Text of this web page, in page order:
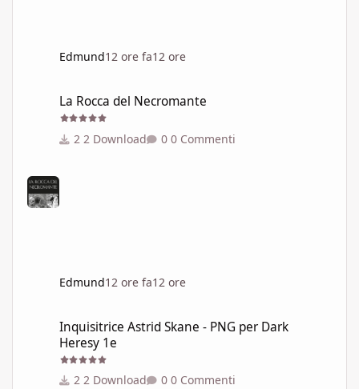
Edmund12 ore fa12 ore
La Rocca del Necromante
2 Download 0 Commenti
Edmund12 ore fa12 ore
Inquisitrice Astrid Skane - PNG per Dark
Heresy 1e
2 Download 0 Commenti